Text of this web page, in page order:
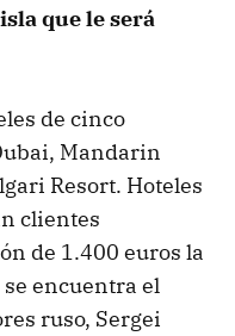
que le será
de cinco
Mandarin
Resort. Hoteles
clientes
de 1.400 euros la
encuentra el
ruso, Sergei